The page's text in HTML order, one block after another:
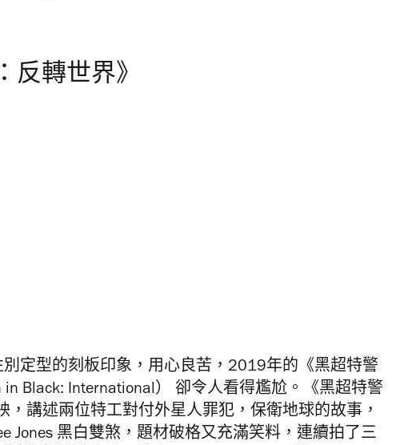
反轉世界》
定型的刻板印象，用心良苦，2019年的《黑超特警
Black: International） 卻令人看得尷尬。《黑超特警
，講述兩位特工對付外星人罪犯，保衛地球的故事，
Jones 黑白雙煞，題材破格又充滿笑料，連續拍了三